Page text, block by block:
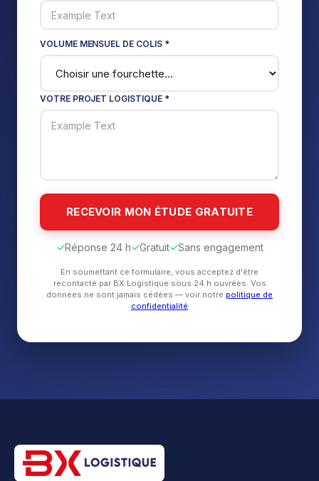
VOLUME MENSUEL DE COLIS *
VOTRE PROJET LOGISTIQUE *
✓Réponse 24 h✓Gratuit✓Sans engagement
En soumettant ce formulaire, vous acceptez d'être
recontacté par BX Logistique sous 24 h ouvrées. Vos
données ne sont jamais cédées — voir notre politique de
confidentialité